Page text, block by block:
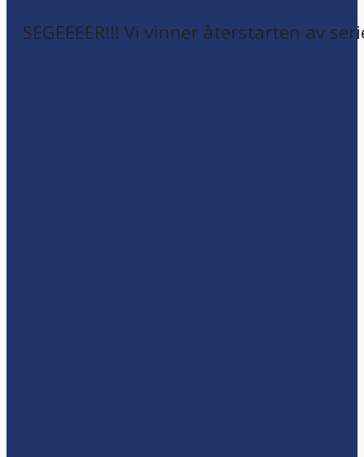
SEGEEEER!!! Vi vinner återstarten av